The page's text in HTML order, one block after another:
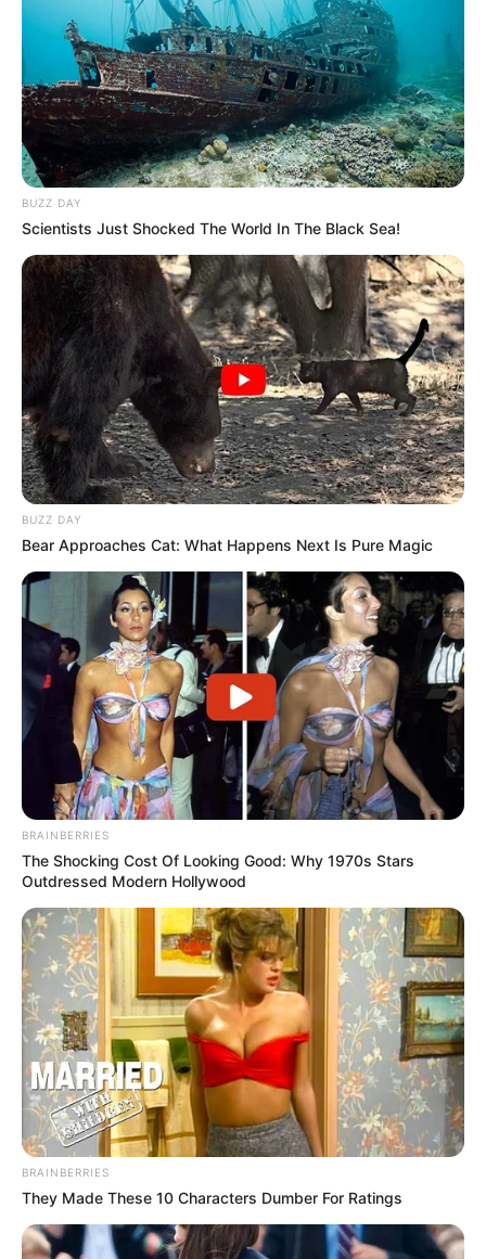
BUZZ DAY
Scientists Just Shocked The World In The Black Sea!
BUZZ DAY
Bear Approaches Cat: What Happens Next Is Pure Magic
BRAINBERRIES
The Shocking Cost Of Looking Good: Why 1970s Stars
Outdressed Modern Hollywood
BRAINBERRIES
They Made These 10 Characters Dumber For Ratings